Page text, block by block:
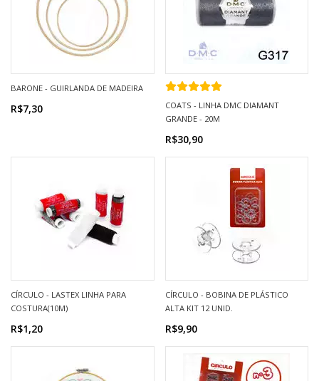
BARONE - GUIRLANDA DE MADEIRA
R$7,30
COATS - LINHA DMC DIAMANT
GRANDE - 20M
R$30,90
CÍRCULO - LASTEX LINHA PARA
COSTURA(10M)
R$1,20
CÍRCULO - BOBINA DE PLÁSTICO
ALTA KIT 12 UNID.
R$9,90